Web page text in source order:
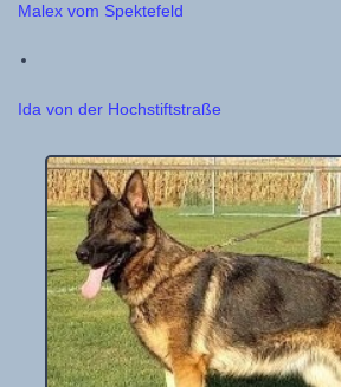
Malex vom Spektefeld
Ida von der Hochstiftstraße